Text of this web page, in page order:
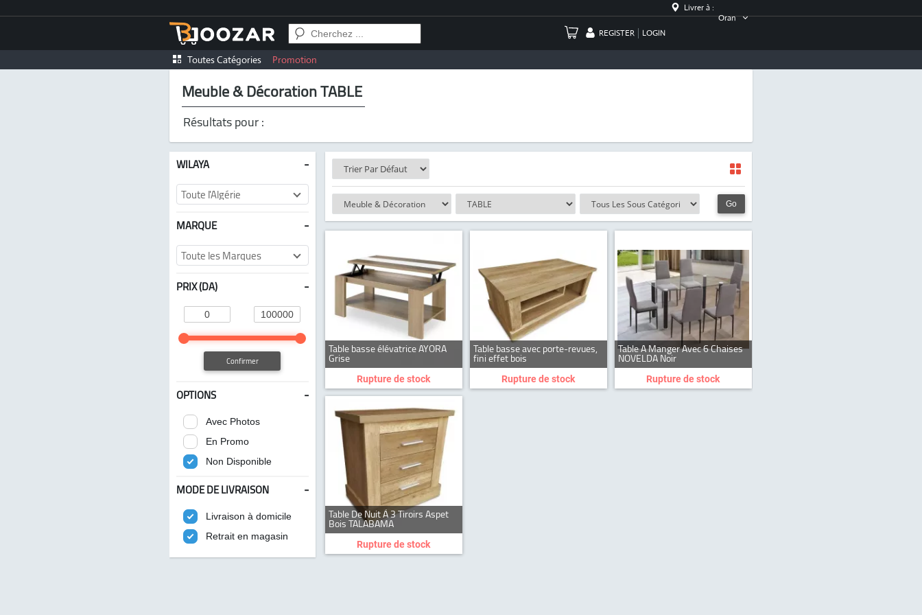
Livrer à :
Oran
REGISTER
LOGIN
Toutes Catégories Promotion
Meuble & Décoration TABLE
Résultats pour :
WILAYA -
Toute l'Algérie
MARQUE
-
Toute les Marques
PRIX (DA)
-
Confirmer
OPTIONS -
Avec Photos
En Promo
Non Disponible
MODE DE LIVRAISON -
Livraison à domicile
Retrait en magasin
Go
Table basse élévatrice AYORA
Grise
Rupture de stock
Table basse avec porte-revues,
fini effet bois
Rupture de stock
Table A Manger Avec 6 Chaises
NOVELDA Noir
Rupture de stock
Table De Nuit À 3 Tiroirs Aspet
Bois TALABAMA
Rupture de stock